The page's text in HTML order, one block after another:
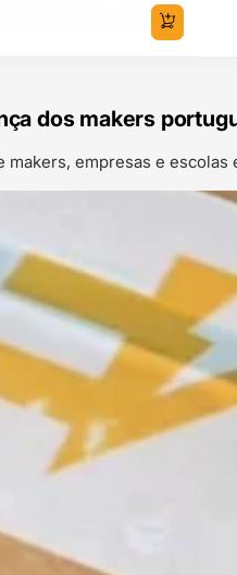
dos makers
makers, empresas e escolas